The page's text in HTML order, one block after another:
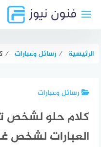
الرئيسية ⁄ رسائل وعبارات ⁄
رسائل وعبارات
كلام حلو لشخص
العبارات لشخص